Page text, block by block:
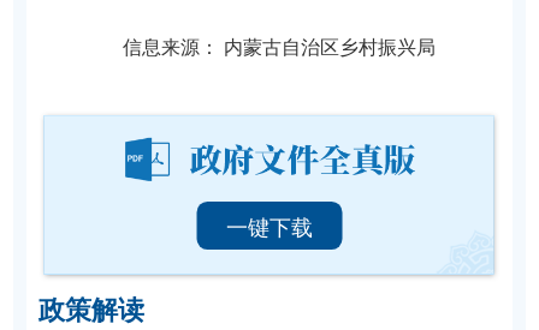
信息来源： 内蒙古自治区乡村振兴局
一键下载
政策解读